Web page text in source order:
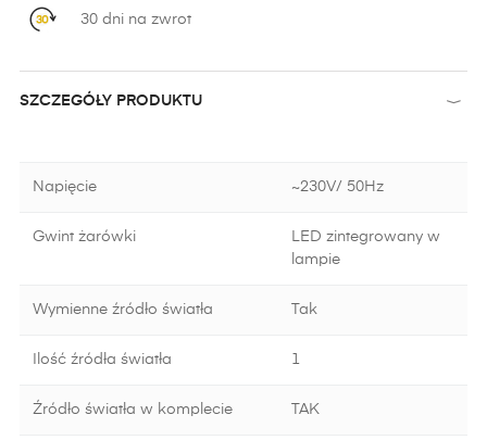
30 dni na zwrot
SZCZEGÓŁY PRODUKTU
Napięcie ~230V/ 50Hz
Gwint żarówki
LED zintegrowany w
lampie
Wymienne źródło światła Tak
Ilość źródła światła 1
Źródło światła w komplecie TAK